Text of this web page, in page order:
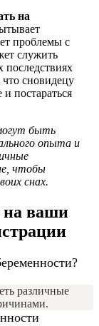
на
проблемы с
служить
сновидецу
постараться
быть
опыта и
чтобы
снах.
на ваши
различные